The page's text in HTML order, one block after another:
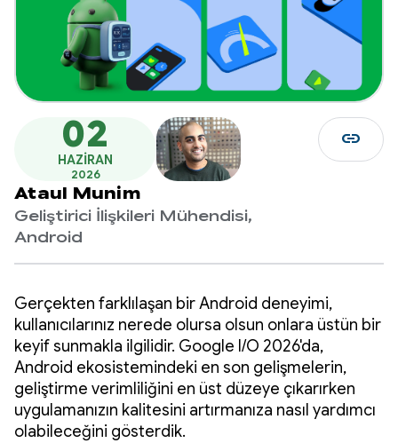
02
HAZIRAN
2026
Ataul Munim
Geliştirici İlişkileri Mühendisi,
Android
link
Gerçekten farklılaşan bir Android deneyimi,
kullanıcılarınız nerede olursa olsun onlara üstün bir
keyif sunmakla ilgilidir. Google I/O 2026'da,
Android ekosistemindeki en son gelişmelerin,
geliştirme verimliliğini en üst düzeye çıkarırken
uygulamanızın kalitesini artırmanıza nasıl yardımcı
olabileceğini gösterdik.